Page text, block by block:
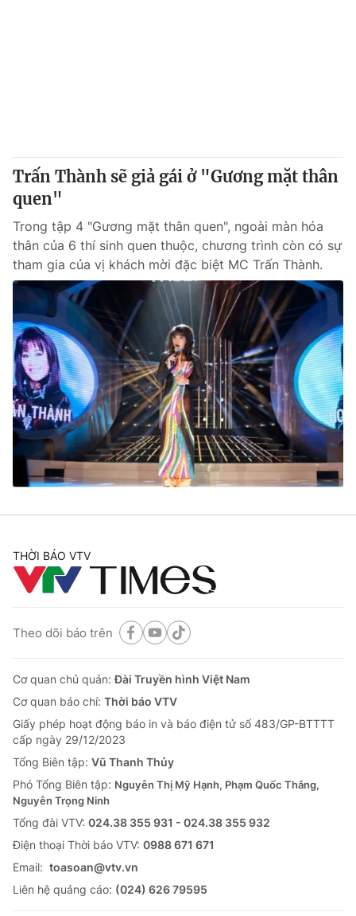
Trấn Thành sẽ giả gái ở "Gương mặt thân
quen"
Trong tập 4 "Gương mặt thân quen", ngoài màn hóa
thân của 6 thí sinh quen thuộc, chương trình còn có sự
tham gia của vị khách mời đặc biệt MC Trấn Thành.
THỜI BÁO VTV
Theo dõi báo trên
Cơ quan chủ quản:Đài Truyền hình Việt Nam
Cơ quan báo chí: Thời báo VTV
Giấy phép hoạt động báo in và báo điện tử số 483/GP-BTTTT
cấp ngày 29/12/2023
Tổng Biên tập: Vũ Thanh Thủy
Phó Tổng Biên tập: Nguyễn Thị Mỹ Hạnh, Phạm Quốc Thắng,
Nguyễn Trọng Ninh
Tổng đài VTV: 024.38 355 931 - 024.38 355 932
Ðiện thoại Thời báo VTV: 0988 671 671
Email: toasoan@vtv.vn
Liên hệ quảng cáo: (024) 626 79595